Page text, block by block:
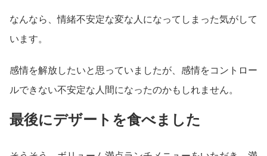
なんなら、情緒不安定な変な人になってしまった気がして
います。
感情を解放したいと思っていましたが、感情をコントロー
ルできない不安定な人間になったのかもしれません。
最後にデザートを食べました